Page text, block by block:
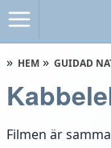
HEM GUIDAD
Filmen är